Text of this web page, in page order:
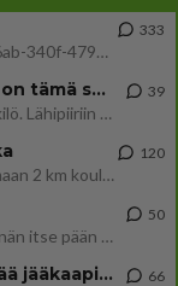
https://www.iltalehti.fi/viihdeuutiset/a/c46da6ab-340f-4790-aaa7-0865eed2336 Yrityksen konkurssihakemus on tullut kärä
333
Tiesitkö? Martina Aitolehden isäpuoli on tämä suosittu laulaja
Martina Aitolehti on seurattu julkisuuden henkilö. Lähipiiriin mahtuu muitakin tunnettuja henkilöitä. Tiesitkö, että Ma
39
Hesarissa päivitellään lapset joutuu nyt kulkemaan 2 km kouluun jösses. Ruostefillarilla tuo matka menee vaikka miten äk
120
Mutta mies vain tuijottaa, siinä vaiheessa käännän itse pään pois. Mikä juttu? Yleensä jos joku tuijottaa tai katsoo, hä
50
Uusioperheen aikuiset lapset tyhjentää jääkaapin käydessään 66